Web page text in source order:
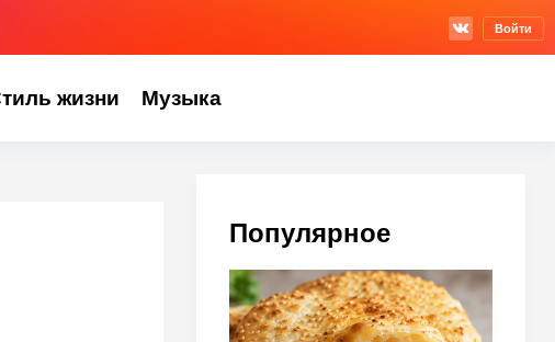
Войти
жизни Музыка
Популярное